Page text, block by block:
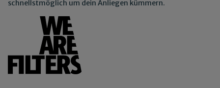
schnellstmöglich um dein Anliegen kümmern.